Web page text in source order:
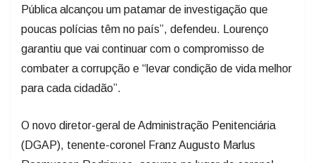
Pública alcançou um patamar de investigação que
poucas polícias têm no país”, defendeu. Lourenço
garantiu que vai continuar com o compromisso de
combater a corrupção e “levar condição de vida melhor
para cada cidadão”.
O novo diretor-geral de Administração Penitenciária
(DGAP), tenente-coronel Franz Augusto Marlus